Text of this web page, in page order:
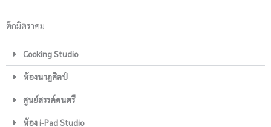
ตึกมิตราคม
Cooking Studio
ห้องนาฎศิลป์
ศูนย์สรรค์ดนตรี
ห้อง i-Pad Studio